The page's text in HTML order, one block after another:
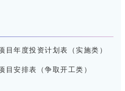
目年度投资计划表（实施类）
目安排表（争取开工类）